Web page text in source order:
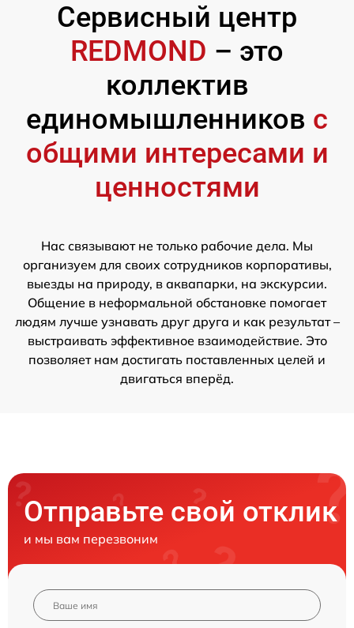
Сервисный центр
REDMOND – это
коллектив
единомышленников с
общими интересами и
ценностями
Нас связывают не только рабочие дела. Мы
организуем для своих сотрудников корпоративы,
выезды на природу, в аквапарки, на экскурсии.
Общение в неформальной обстановке помогает
людям лучше узнавать друг друга и как результат –
выстраивать эффективное взаимодействие. Это
позволяет нам достигать поставленных целей и
двигаться вперёд.
Отправьте свой отклик
и мы вам перезвоним